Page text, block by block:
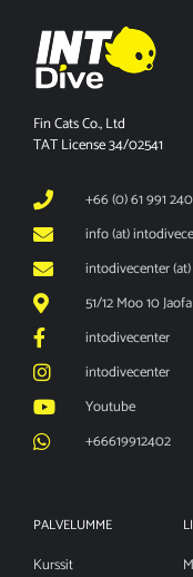
Fin Cats Co., Ltd
TAT License 34/02541
+66 (0) 61 991
info (at)
intodivecenter
51/12 Moo 10
intodivecenter
intodivecenter
Youtube
+66619912402
PALVELUMME
Kurssit